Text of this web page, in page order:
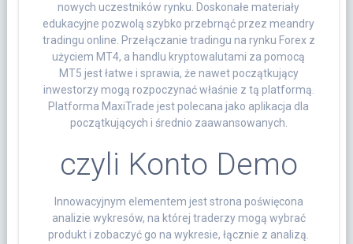
nowych uczestników rynku. Doskonałe materiały
edukacyjne pozwolą szybko przebrnąć przez meandry
tradingu online. Przełączanie tradingu na rynku Forex z
użyciem MT4, a handlu kryptowalutami za pomocą
MT5 jest łatwe i sprawia, że nawet początkujący
inwestorzy mogą rozpoczynać właśnie z tą platformą.
Platforma MaxiTrade jest polecana jako aplikacja dla
początkujących i średnio zaawansowanych.
czyli Konto Demo
Innowacyjnym elementem jest strona poświęcona
analizie wykresów, na której traderzy mogą wybrać
produkt i zobaczyć go na wykresie, łącznie z analizą.